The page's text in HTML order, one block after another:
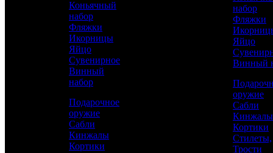
"Тойота":
Элегантность и
Надежность
Коньячный
набор
Фляжки
Икорницы
Яйцо
Сувенирное
Винный
набор
Подарочное
оружие
Сабли
Кинжалы
Кортики
набор
Фляжки
Яйцо
Винный
оружие
Сабли
Кинжалы
Кортики
Стилеты,
Трости